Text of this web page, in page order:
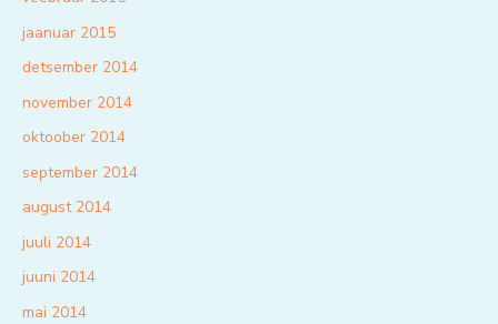
jaanuar 2015
detsember 2014
november 2014
oktoober 2014
september 2014
august 2014
juuli 2014
juuni 2014
mai 2014